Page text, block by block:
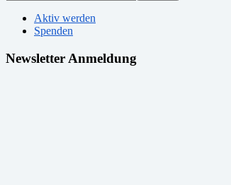
Aktiv werden
Spenden
Newsletter Anmeldung